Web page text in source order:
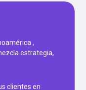
,
estrategia,
clientes en